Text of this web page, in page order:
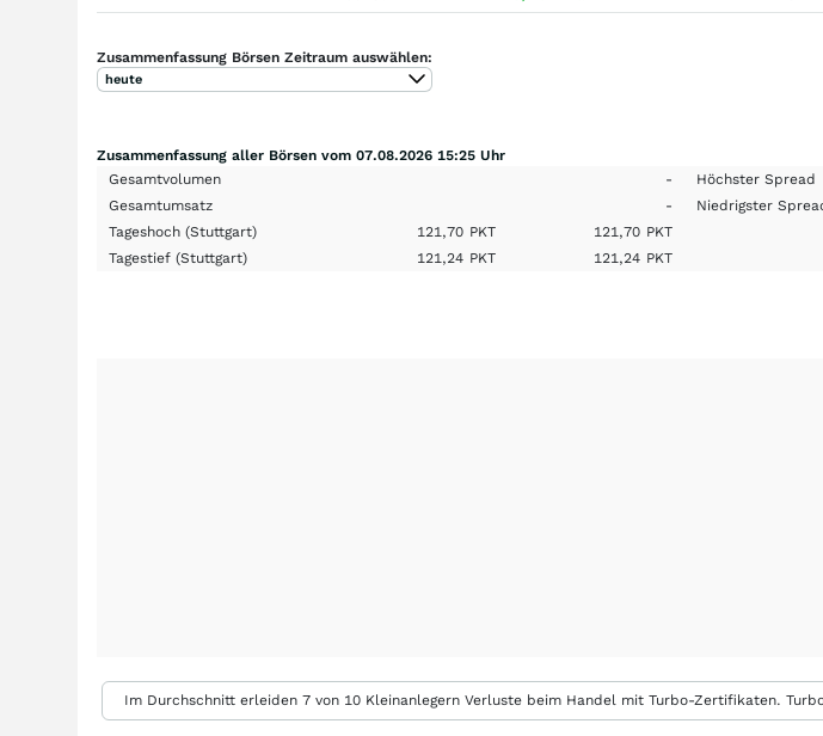
Zusammenfassung Börsen Zeitraum auswählen:
heute
Zusammenfassung aller Börsen vom 07.08.2026 15:25 Uhr
Gesamtvolumen
- Höchster Spread
Gesamtumsatz
- Niedrigster
Tageshoch (Stuttgart) 121,70 PKT 121,70 PKT
Tagestief (Stuttgart) 121,24 PKT 121,24 PKT
Im Durchschnitt erleiden 7 von 10 Kleinanlegern Verluste beim Handel mit Turbo-Zertifikaten.